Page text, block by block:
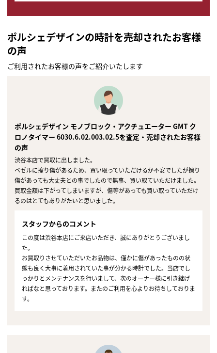
ポルシェデザインの時計を売却されたお客様
の声
ご利用されたお客様の声をご紹介いたします
ポルシェデザイン モノブロック・アクチュエーター GMT ク
ロノタイマー 6030.6.02.003.02.5を査定・売却されたお客様
の声
渋谷本店で買取に出しました。
ベゼルに擦り傷があるため、買い取っていただけるか不安でしたが擦り
傷があっても大丈夫との事でしたので無事、買い取ていただけました。
買取金額は下がってしまいますが、傷等があっても買い取っていただけ
るのはとてもありがたいと思いました。
スタッフからのコメント
この度は渋谷本店にご来店いただき、誠にありがとうございまし
た。
お買取りさせていただいたお品物は、僅かに傷があったものの状
態も良く大事に着用されていた事が分かる時計でした。当店でし
っかりとメンテナンスを行いまして、次のオーナー様に引き継げ
ればなと思っております。またのご利用を心よりお待ちしておりま
す。